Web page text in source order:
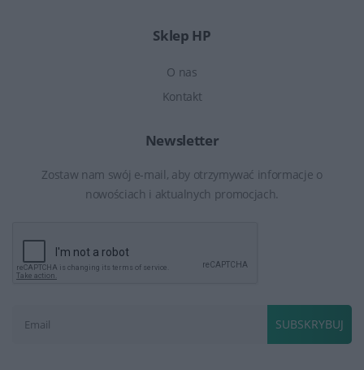
Sklep HP
O nas
Kontakt
Newsletter
Zostaw nam swój e-mail, aby otrzymywać informacje o
nowościach i aktualnych promocjach.
SUBSKRYBUJ